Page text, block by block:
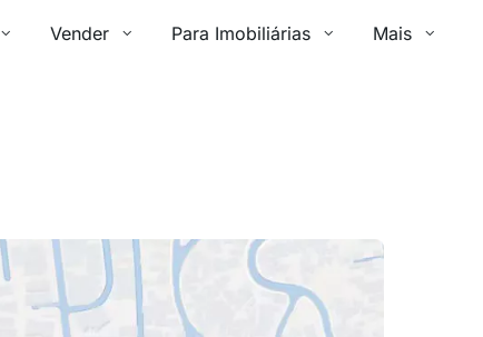
Vender Para Imobiliárias Mais